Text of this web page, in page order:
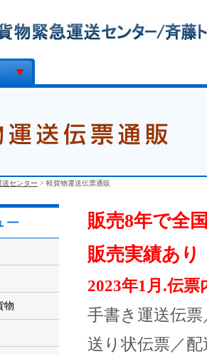
センター > 軽貨物運送伝票通販
物
販売8年で全
販売実績あり
2023年1月.伝
手書き運送伝
送り状伝票／